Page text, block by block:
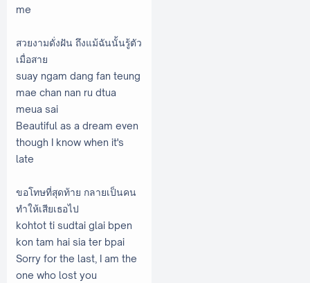
me
สวยงามดั่งฝัน ถึงแม้ฉันนั้นรู้ตัว
เมื่อสาย
suay ngam dang fan teung
mae chan nan ru dtua
meua sai
Beautiful as a dream even
though I know when it's
late
ขอโทษที่สุดท้าย กลายเป็นคน
ทำให้เสียเธอไป
kohtot ti sudtai glai bpen
kon tam hai sia ter bpai
Sorry for the last, I am the
one who lost you